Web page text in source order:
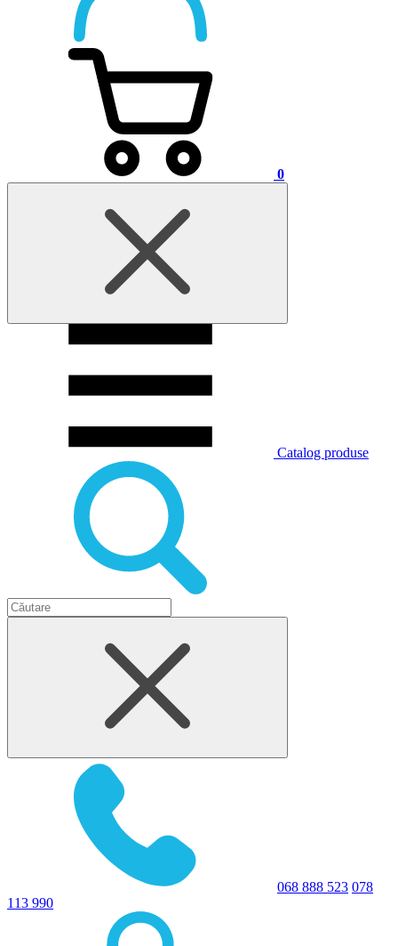
0
Catalog produse
068 888 523 078
113 990